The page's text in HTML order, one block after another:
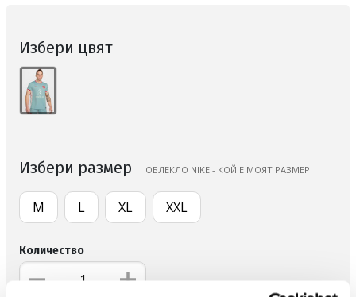
Избери цвят
Избери размер ОБЛЕКЛО NIKE - КОЙ Е МОЯТ РАЗМЕР
M L XL XXL
Количество